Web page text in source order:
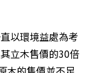
以環境益處為考
立木售價的30倍